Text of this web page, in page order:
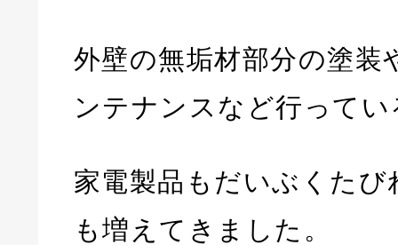
外壁の無垢材部分の塗装
ンテナンスなど行って
家電製品もだいぶくたび
も増えてきました。